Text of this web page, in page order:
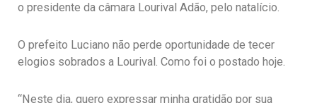
o presidente da câmara Lourival Adão, pelo natalício.
O prefeito Luciano não perde oportunidade de tecer
elogios sobrados a Lourival. Como foi o postado hoje.
“Neste dia, quero expressar minha gratidão por sua